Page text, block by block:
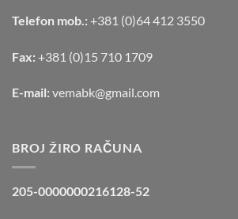
Telefon mob.: +381 (0)64 412 3550
Fax: +381 (0)15 710 1709
E-mail: vemabk@gmail.com
BROJ ŽIRO RAČUNA
205-0000000216128-52